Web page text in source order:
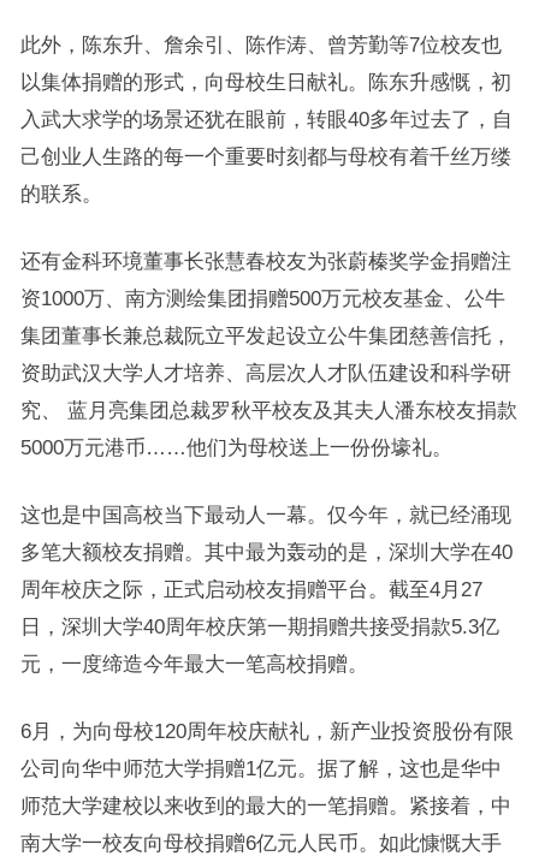
此外，陈东升、詹余引、陈作涛、曾芳勤等7位校友也
以集体捐赠的形式，向母校生日献礼。陈东升感慨，初
入武大求学的场景还犹在眼前，转眼40多年过去了，自
己创业人生路的每一个重要时刻都与母校有着千丝万缕
的联系。
还有金科环境董事长张慧春校友为张蔚榛奖学金捐赠注
资1000万、南方测绘集团捐赠500万元校友基金、公牛
集团董事长兼总裁阮立平发起设立公牛集团慈善信托，
资助武汉大学人才培养、高层次人才队伍建设和科学研
究、 蓝月亮集团总裁罗秋平校友及其夫人潘东校友捐款
5000万元港币……他们为母校送上一份份壕礼。
这也是中国高校当下最动人一幕。仅今年，就已经涌现
多笔大额校友捐赠。其中最为轰动的是，深圳大学在40
周年校庆之际，正式启动校友捐赠平台。截至4月27
日，深圳大学40周年校庆第一期捐赠共接受捐款5.3亿
元，一度缔造今年最大一笔高校捐赠。
6月，为向母校120周年校庆献礼，新产业投资股份有限
公司向华中师范大学捐赠1亿元。据了解，这也是华中
师范大学建校以来收到的最大的一笔捐赠。紧接着，中
南大学一校友向母校捐赠6亿元人民币。如此慷慨大手